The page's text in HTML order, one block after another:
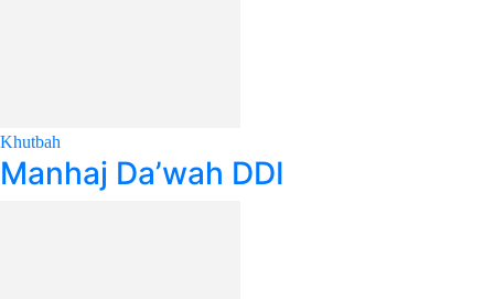
Khutbah
Manhaj Da’wah DDI